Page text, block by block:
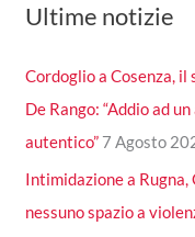
Ultime notizie
Cordoglio a Cosenza,
De Rango: “Addio ad
autentico” 7 Agosto
Intimidazione a Rugna,
nessuno spazio a